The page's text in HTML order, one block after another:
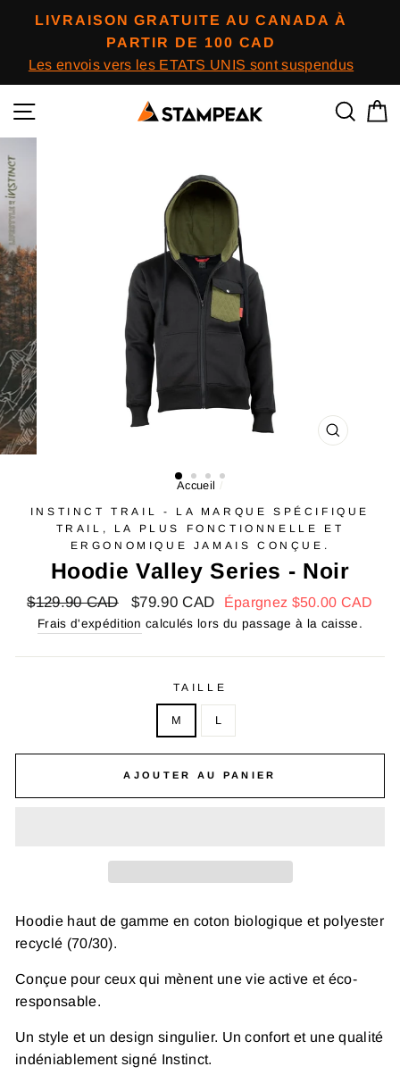
LIVRAISON GRATUITE AU CANADA À
PARTIR DE 100 CAD
Les envois vers les ETATS UNIS sont suspendus
FERMER
Accueil /
INSTINCT TRAIL - LA MARQUE SPÉCIFIQUE
TRAIL, LA PLUS FONCTIONNELLE ET
ERGONOMIQUE JAMAIS CONÇUE.
Hoodie Valley Series - Noir
Prix
régulier
$129.90 CAD
Prix
réduit
$79.90 CAD Épargnez $50.00 CAD
Frais d'expédition calculés lors du passage à la caisse.
TAILLE
M L
AJOUTER AU PANIER
Hoodie haut de gamme en coton biologique et polyester
recyclé (70/30).
Conçue pour ceux qui mènent une vie active et éco-
responsable.
Un style et un design singulier. Un confort et une qualité
indéniablement signé Instinct.